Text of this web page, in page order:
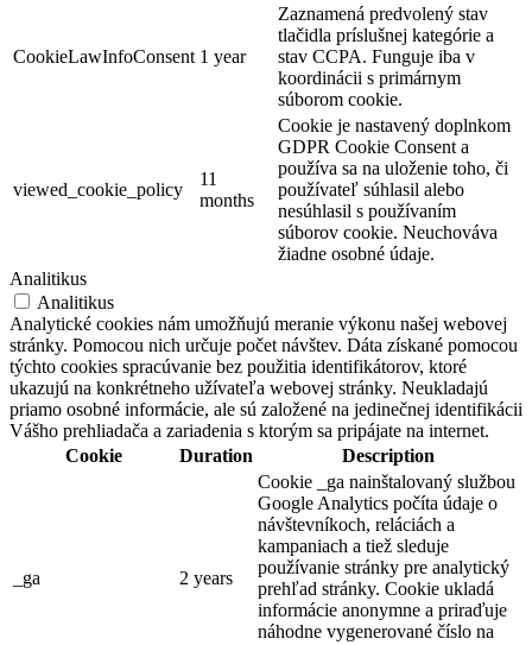
Hotel Legend
CookieLawInfoConsent 1 year
Zaznamená predvolený stav
tlačidla príslušnej kategórie a
stav CCPA. Funguje iba v
koordinácii s primárnym
súborom cookie.
viewed_cookie_policy
11
months
Cookie je nastavený doplnkom
GDPR Cookie Consent a
používa sa na uloženie toho, či
používateľ súhlasil alebo
nesúhlasil s používaním
súborov cookie. Neuchováva
žiadne osobné údaje.
Analitikus
Analitikus
Analytické cookies nám umožňujú meranie výkonu našej webovej
stránky. Pomocou nich určuje počet návštev. Dáta získané pomocou
týchto cookies spracúvanie bez použitia identifikátorov, ktoré
ukazujú na konkrétneho užívateľa webovej stránky. Neukladajú
priamo osobné informácie, ale sú založené na jedinečnej identifikácii
Vášho prehliadača a zariadenia s ktorým sa pripájate na internet.
Cookie
Duration Description
_ga 2 years
Cookie _ga nainštalovaný službou
Google Analytics počíta údaje o
návštevníkoch, reláciách a
kampaniach a tiež sleduje
používanie stránky pre analytický
prehľad stránky. Cookie ukladá
informácie anonymne a priraďuje
náhodne vygenerované číslo na